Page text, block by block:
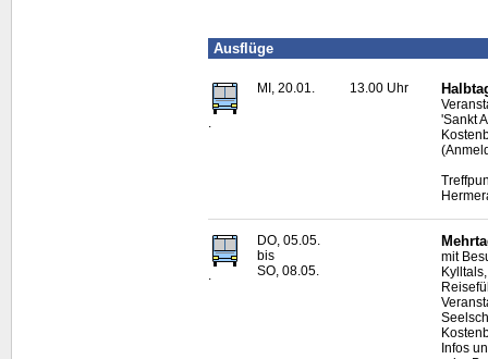
Ausflüge
MI, 20.01. 13.00 Uhr
'Sankt
.
DO, 05.05.
bis
SO, 08.05.
mit
Infos